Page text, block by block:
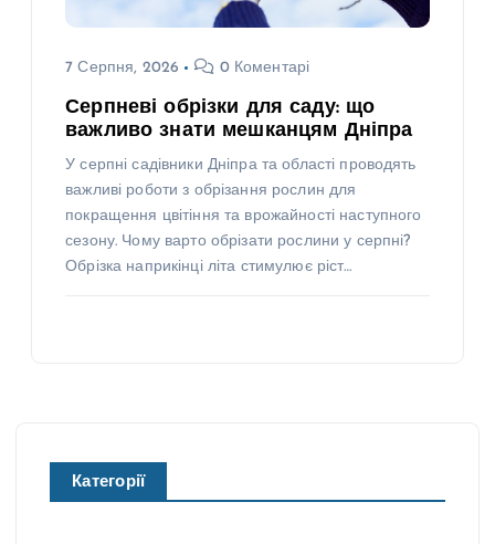
7 Серпня, 2026 0 Коментарі
Серпневі обрізки для саду: що
важливо знати мешканцям Дніпра
У серпні садівники Дніпра та області проводять
важливі роботи з обрізання рослин для
покращення цвітіння та врожайності наступного
сезону. Чому варто обрізати рослини у серпні?
Обрізка наприкінці літа стимулює ріст…
Категорії